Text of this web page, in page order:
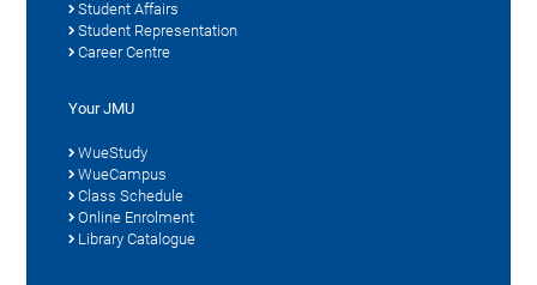
Student Affairs
Student Representation
Career Centre
Your JMU
WueStudy
WueCampus
Class Schedule
Online Enrolment
Library Catalogue